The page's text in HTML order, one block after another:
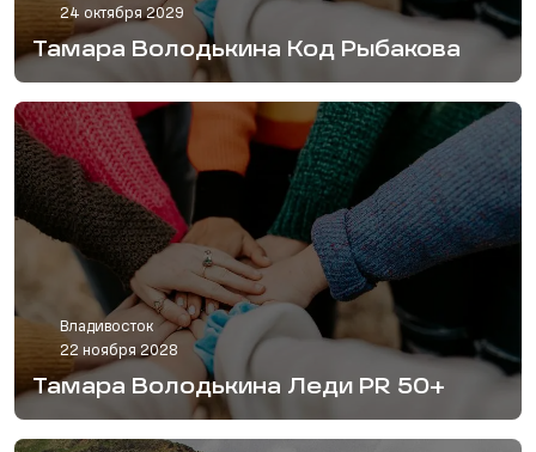
24 октября 2029
Тамара Володькина Код Рыбакова
Владивосток
22 ноября 2028
Тамара Володькина Леди PR 50+